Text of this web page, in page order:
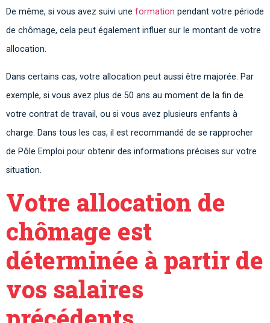
De même, si vous avez suivi une formation pendant votre période
de chômage, cela peut également influer sur le montant de votre
allocation.
Dans certains cas, votre allocation peut aussi être majorée. Par
exemple, si vous avez plus de 50 ans au moment de la fin de
votre contrat de travail, ou si vous avez plusieurs enfants à
charge. Dans tous les cas, il est recommandé de se rapprocher
de Pôle Emploi pour obtenir des informations précises sur votre
situation.
Votre allocation de
chômage est
déterminée à partir de
vos salaires